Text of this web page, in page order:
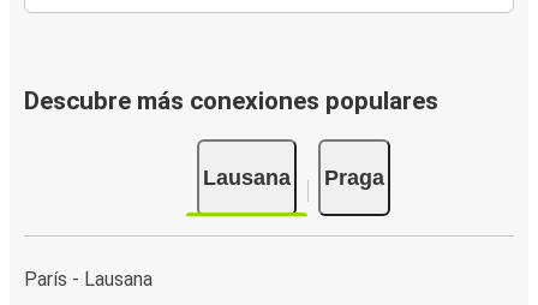
Descubre más conexiones populares
Lausana Praga
París - Lausana